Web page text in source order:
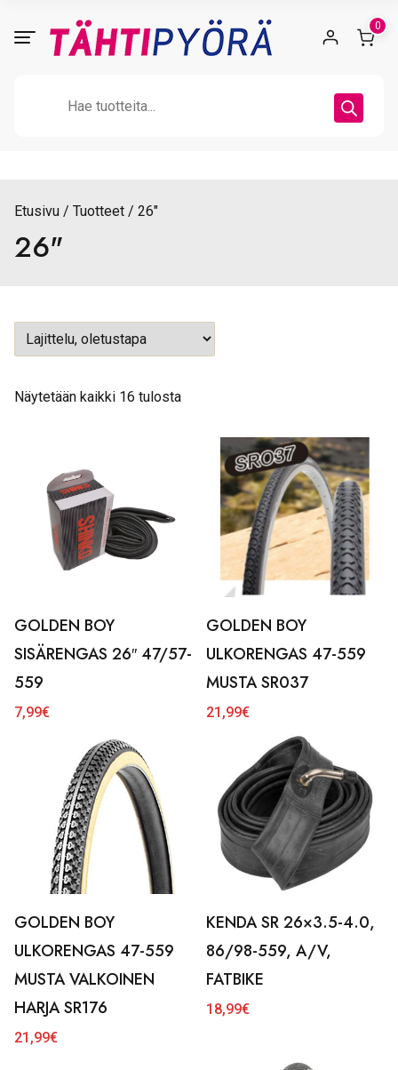
0
Etusivu Tuotteet 26"
26"
Näytetään kaikki 16 tulosta
GOLDEN BOY
SISÄRENGAS 26″ 47/57-
559
7,99€
GOLDEN BOY
ULKORENGAS 47-559
MUSTA SR037
21,99€
GOLDEN BOY
ULKORENGAS 47-559
MUSTA VALKOINEN
HARJA SR176
21,99€
KENDA SR 26×3.5-4.0,
86/98-559, A/V,
FATBIKE
18,99€